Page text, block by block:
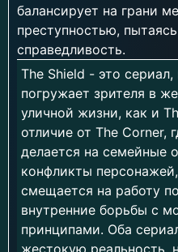
балансирует на грани
преступностью,
справедливость.
The Shield - это
погружает зрителя в
уличной жизни, как и
отличие от The Corner,
делается на семейные
конфликты
смещается на работу
внутренние борьбы с
принципами. Оба
жестокую реальность,